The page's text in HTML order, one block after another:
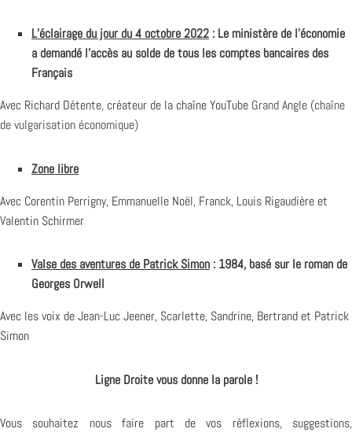
L’éclairage du jour du 4 octobre 2022 : Le ministère de l’économie
a demandé l’accès au solde de tous les comptes bancaires des
Français
Avec Richard Détente, créateur de la chaîne YouTube Grand Angle (chaîne
de vulgarisation économique)
Zone libre
Avec Corentin Perrigny, Emmanuelle Noël, Franck, Louis Rigaudière et
Valentin Schirmer
Valse des aventures de Patrick Simon : 1984, basé sur le roman de
Georges Orwell
Avec les voix de Jean-Luc Jeener, Scarlette, Sandrine, Bertrand et Patrick
Simon
Ligne Droite vous donne la parole !
Vous souhaitez nous faire part de vos réflexions, suggestions,